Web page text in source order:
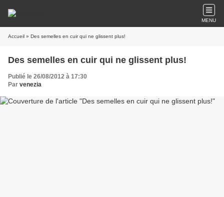
MENU
Accueil » Des semelles en cuir qui ne glissent plus!
Des semelles en cuir qui ne glissent plus!
Publié le 26/08/2012 à 17:30
Par venezia